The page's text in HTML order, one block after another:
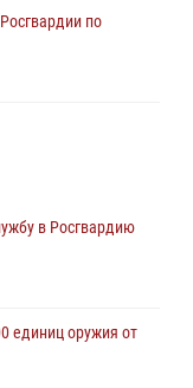
по
в Иркутске
в Росгвардию
единиц оружия от